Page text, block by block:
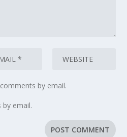
by email.
email.